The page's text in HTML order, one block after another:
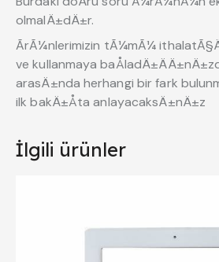
olmalÄ±dÄ±r.
ÃrÃ¼nlerimizin tÃ¼mÃ¼
ve kullanmaya
arasÄ±nda herhangi bir fark
ilk bakÄ±Åta anlayacaksÄ±nÄ±z
İlgili ürünler